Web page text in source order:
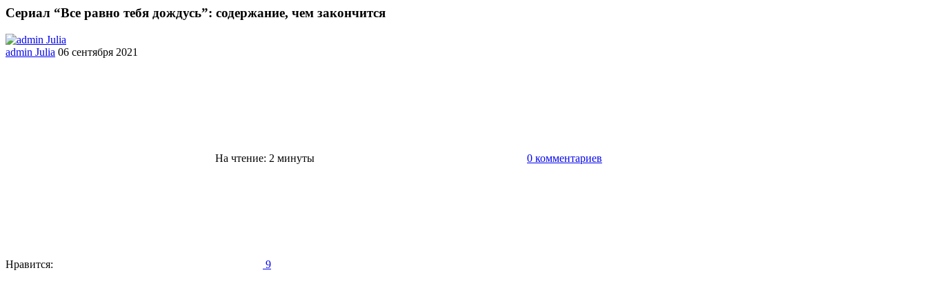
Сериал “Все равно тебя дождусь”: содержание, чем закончится
admin Julia 06 сентября 2021
На чтение: 2 минуты 0 комментариев
Нравится: 9